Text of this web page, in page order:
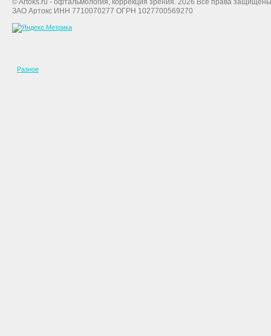
© Artoks.ru - офтальмология, коррекция зрения. 2026 Все права
ЗАО Артокс ИНН 7710070277 ОГРН 1027700569270
Разное